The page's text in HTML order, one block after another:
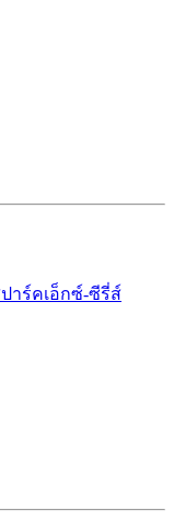
าร์คเอ็กซ์-ซีรี่ส์